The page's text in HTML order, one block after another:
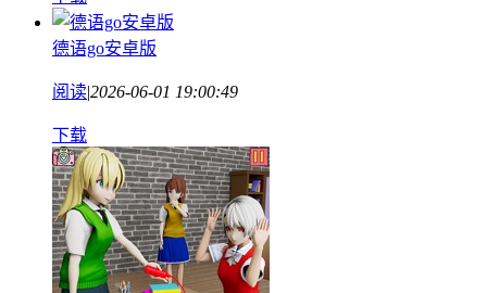
德语go安卓版
阅读|2026-06-01 19:00:49
下载